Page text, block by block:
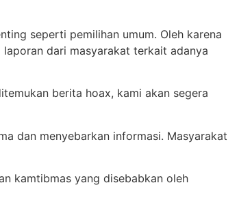
seperti pemilihan umum. Oleh karena
dari masyarakat terkait adanya
berita hoax, kami akan segera
dan menyebarkan informasi. Masyarakat
kamtibmas yang disebabkan oleh